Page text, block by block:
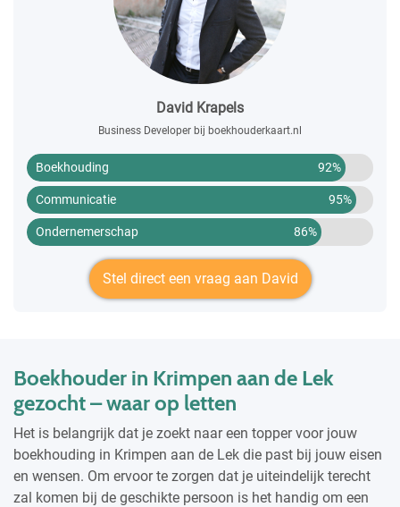
David Krapels
Business Developer bij boekhouderkaart.nl
Boekhouding 92%
Communicatie 95%
Ondernemerschap 86%
Stel direct een vraag aan David
Boekhouder in Krimpen aan de Lek
gezocht – waar op letten
Het is belangrijk dat je zoekt naar een topper voor jouw
boekhouding in Krimpen aan de Lek die past bij jouw eisen
en wensen. Om ervoor te zorgen dat je uiteindelijk terecht
zal komen bij de geschikte persoon is het handig om een